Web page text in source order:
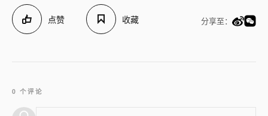
点赞 收藏 分享至：
0 个评论